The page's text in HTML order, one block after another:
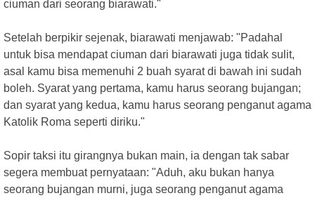
ciuman dari seorang biarawati."
Setelah berpikir sejenak, biarawati menjawab: "Padahal
untuk bisa mendapat ciuman dari biarawati juga tidak sulit,
asal kamu bisa memenuhi 2 buah syarat di bawah ini sudah
boleh. Syarat yang pertama, kamu harus seorang bujangan;
dan syarat yang kedua, kamu harus seorang penganut agama
Katolik Roma seperti diriku."
Sopir taksi itu girangnya bukan main, ia dengan tak sabar
segera membuat pernyataan: "Aduh, aku bukan hanya
seorang bujangan murni, juga seorang penganut agama